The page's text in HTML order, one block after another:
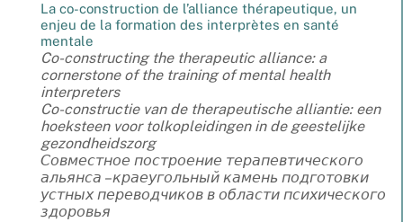
La co-construction de l’alliance thérapeutique, un
enjeu de la formation des interprètes en santé
mentale
Co-constructing the therapeutic alliance: a
cornerstone of the training of mental health
interpreters
Co-constructie van de therapeutische alliantie: een
hoeksteen voor tolkopleidingen in de geestelijke
gezondheidszorg
Совместное построение терапевтического
альянса – краеугольный камень подготовки
устных переводчиков в области психического
здоровья